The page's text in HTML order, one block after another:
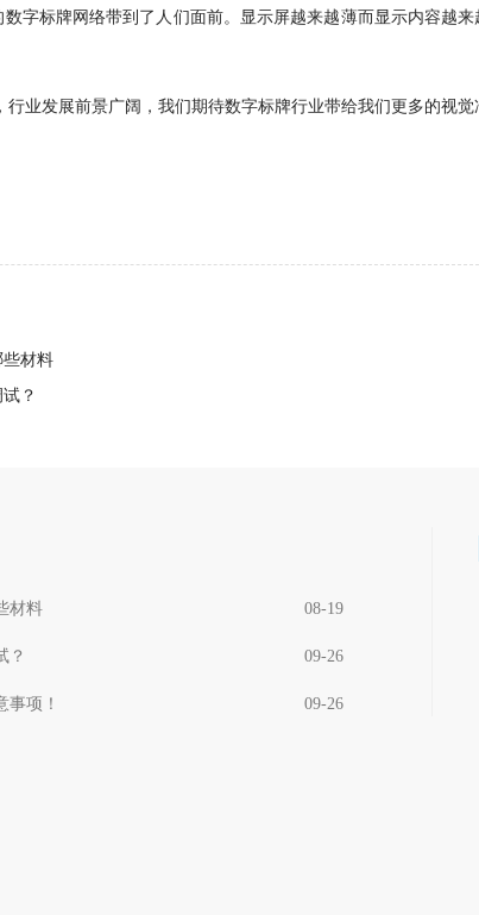
字标牌网络带到了人们面前。显示屏越来越薄而显示内容越
业发展前景广阔，我们期待数字标牌行业带给我们更多的视觉
材料
？
材料 08-19
？ 09-26
事项！ 09-26